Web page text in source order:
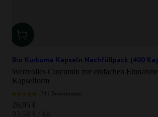
Bio Kurkuma Kapseln Nachfüllpack (400
Wertvolles Curcumin zur einfachen
Kapselform
341 Bewertungen
Angebot
26,95 €